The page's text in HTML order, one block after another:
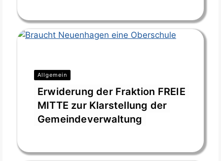
Allgemein
Erwiderung der Fraktion FREIE
MITTE zur Klarstellung der
Gemeindeverwaltung